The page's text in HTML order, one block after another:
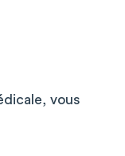
vous